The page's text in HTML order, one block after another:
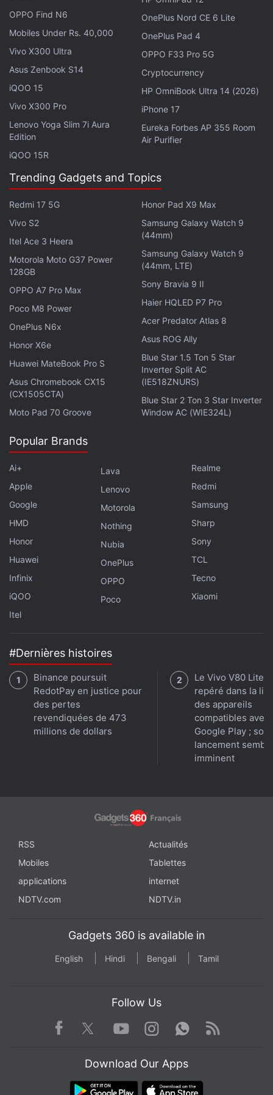
Ainsi, les développeurs basés dans la région ne
pourront pas tester ou intégrer les nouvelles
capacités de l'IA Siri dans leurs applications sur iOS
27, iPadOS 27, watchOS 27 et d'autres
micrologiciels.
Apple a fait valoir que le retard découle de
l'interprétation par la Commission européenne du
Digital Markets Act (DMA). La société affirme que
cela l'obligerait à accorder aux assistants virtuels
tiers un accès étendu aux données des utilisateurs
et aux fonctions des appareils. Selon l'interprétation
actuelle, elle accorderait aux systèmes d'IA
externes la permission de lire et d'envoyer des
messages, d'accéder à des fichiers, de faire des
achats et d'exécuter des actions entre les
applications avec des protections insuffisantes.
Pour répondre à ces préoccupations, Apple a
déclaré avoir proposé un cadre appelé Trusted
System Agent. En théorie, il pourrait servir
d'intermédiaire et permettre à des assistants tiers
d'accéder aux capacités de l'appareil sans
compromettre la vie privée des utilisateurs. Le
fabricant d'iPhone a également suggéré un
déploiement progressif de Siri AI dans l'UE, tout en
mettant progressivement en œuvre ces protections
sur une période de 18 mois. Cependant, Apple a
déclaré que la Commission européenne n'avait
approuvé aucune de ses propositions.
Mais cela ne signifie pas que l'IA de Siri ne sera pas
disponible du tout. Selon la société, il sera toujours
disponible dans l'UE sur macOS 27 et visionOS 27,
tandis qu'elle poursuit ses discussions avec les
régulateurs et travaille à l'introduction de la
fonctionnalité dans la région de l'UE.
OPPO Find N6
Mobiles Under Rs. 40,000
Vivo X300 Ultra
Asus Zenbook S14
iQOO 15
Vivo X300 Pro
Lenovo Yoga Slim 7i Aura
Edition
iQOO 15R
OnePlus Nord CE 6 Lite
OnePlus Pad 4
OPPO F33 Pro 5G
Cryptocurrency
HP OmniBook Ultra 14 (2026)
iPhone 17
Eureka Forbes AP 355 Room
Air Purifier
Trending Gadgets and Topics
Redmi 17 5G
Vivo S2
Itel Ace 3 Heera
Motorola Moto G37 Power
128GB
OPPO A7 Pro Max
Poco M8 Power
OnePlus N6x
Honor X6e
Huawei MateBook Pro S
Asus Chromebook CX15
(CX1505CTA)
Moto Pad 70 Groove
Honor Pad X9 Max
Samsung Galaxy Watch 9
(44mm)
Samsung Galaxy Watch 9
(44mm, LTE)
Sony Bravia 9 II
Haier HQLED P7 Pro
Acer Predator Atlas 8
Asus ROG Ally
Blue Star 1.5 Ton 5 Star
Inverter Split AC
(IE518ZNURS)
Blue Star 2 Ton 3 Star Inverter
Window AC (WIE324L)
Popular Brands
Ai+
Apple
Google
HMD
Honor
Huawei
Infinix
iQOO
Itel
Lava
Lenovo
Motorola
Nothing
Nubia
OnePlus
OPPO
Poco
Realme
Redmi
Samsung
Sharp
Sony
TCL
Tecno
Xiaomi
#Dernières histoires
Binance poursuit
RedotPay en justice pour
des pertes
revendiquées de 473
millions de dollars
Le Vivo V80 Lite
repéré dans la
des appareils
compatibles avec
Google Play ; son
lancement semble
imminent
RSS
Actualités
Mobiles
Tablettes
applications
internet
NDTV.com
NDTV.in
Gadgets 360 is available in
English Hindi Bengali Tamil
Follow Us
Facebook TwitterYoutube
Instagram WhatsApp
Rss
Download Our Apps